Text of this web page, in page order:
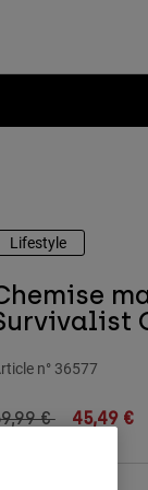
Lifestyle
n° 36577
reduced from
€to45,49 €